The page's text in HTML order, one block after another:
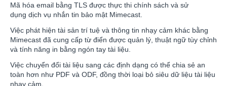
Mã hóa email bằng TLS được thực thi chính sách và sử
dụng dịch vụ nhắn tin bảo mật Mimecast.
Việc phát hiện tài sản trí tuệ và thông tin nhạy cảm khác bằng
Mimecast đã cung cấp từ điển được quản lý, thuật ngữ tùy chỉnh
và tính năng in bằng ngón tay tài liệu.
Việc chuyển đổi tài liệu sang các định dạng có thể chia sẻ an
toàn hơn như PDF và ODF, đồng thời loại bỏ siêu dữ liệu tài liệu
nhạy cảm.